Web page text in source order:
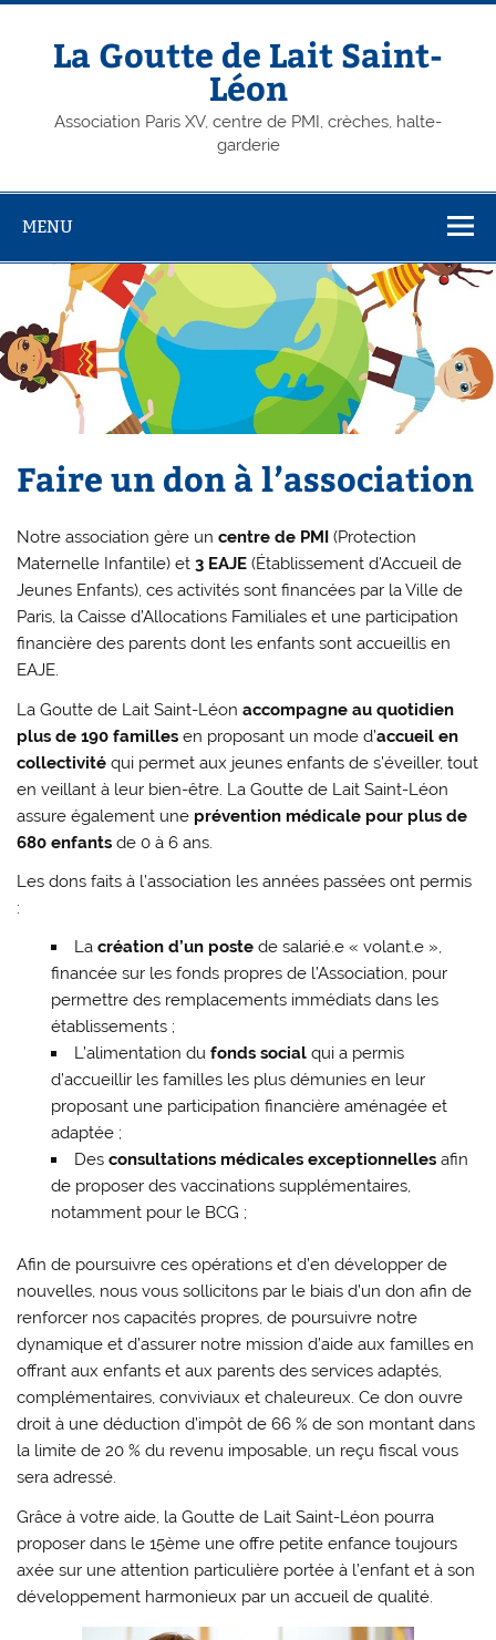
Skip
contentLa Goutte de Lait Saint-
Léon
Association Paris XV, centre de PMI, crèches, halte-
garderie
MENU
Faire un don à l’association
Notre association gère uncentre de PMI (Protection
Maternelle Infantile) et3 EAJE (Établissement d’Accueil de
Jeunes Enfants), ces activités sont financées par la Ville de
Paris, la Caisse d’Allocations Familiales et une participation
financière des parents dont les enfants sont accueillis en
EAJE.
La Goutte de Lait Saint-Léonaccompagne au quotidien
plus de 190 familles en proposant un mode d’accueil en
collectivité qui permet aux jeunes enfants de s’éveiller, tout
en veillant à leur bien-être. La Goutte de Lait Saint-Léon
assure également une prévention médicale pour plus de
680 enfants de 0 à 6 ans.
Les dons faits à l’association les années passées ont permis
:
La création d’un postede salarié.e « volant.e »,
financée sur les fonds propres de l’Association, pour
permettre des remplacements immédiats dans les
établissements ;
L’alimentation du fonds socialqui a permis
d’accueillir les familles les plus démunies en leur
proposant une participation financière aménagée et
adaptée ;
Des consultations médicales exceptionnellesafin
de proposer des vaccinations supplémentaires,
notamment pour le BCG ;
Afin de poursuivre ces opérations et d’en développer de
nouvelles, nous vous sollicitons par le biais d’un don afin de
renforcer nos capacités propres, de poursuivre notre
dynamique et d’assurer notre mission d’aide aux familles en
offrant aux enfants et aux parents des services adaptés,
complémentaires, conviviaux et chaleureux. Ce don ouvre
droit à une déduction d’impôt de 66 % de son montant dans
la limite de 20 % du revenu imposable, un reçu fiscal vous
sera adressé.
Grâce à votre aide, la Goutte de Lait Saint-Léon pourra
proposer dans le 15ème une offre petite enfance toujours
axée sur une attention particulière portée à l’enfant et à son
développement harmonieux par un accueil de qualité.